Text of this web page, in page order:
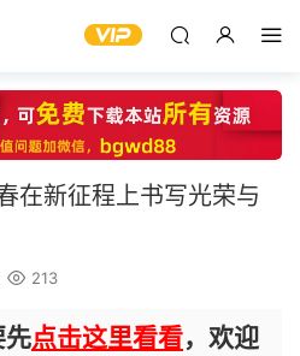
在新征程上书写光荣与
213
先点击这里看看，欢迎